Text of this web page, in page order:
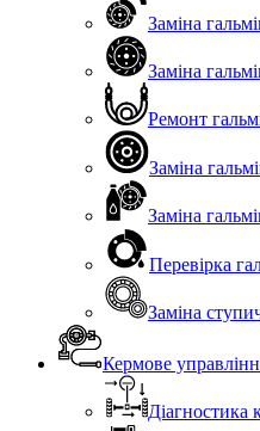
Заміна
Заміна
Ремонт
Заміна
Заміна
Перевірка
Заміна
Кермове
Діагностика